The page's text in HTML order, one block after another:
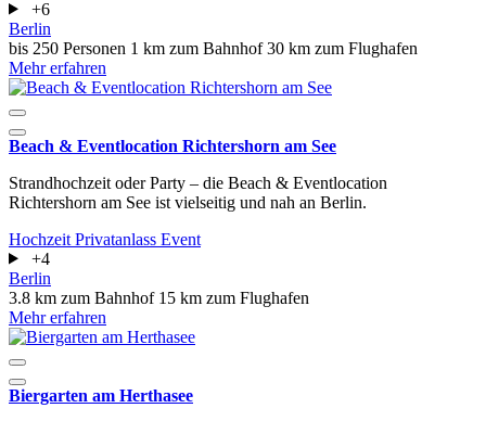
+6
Berlin
bis 250 Personen 1 km zum Bahnhof30 km zum Flughafen
Mehr erfahren
Beach & Eventlocation Richtershorn am See
Strandhochzeit oder Party – die Beach & Eventlocation
Richtershorn am See ist vielseitig und nah an Berlin.
Hochzeit Privatanlass Event
+4
Berlin
3.8 km zum Bahnhof 15 km zum Flughafen
Mehr erfahren
Biergarten am Herthasee